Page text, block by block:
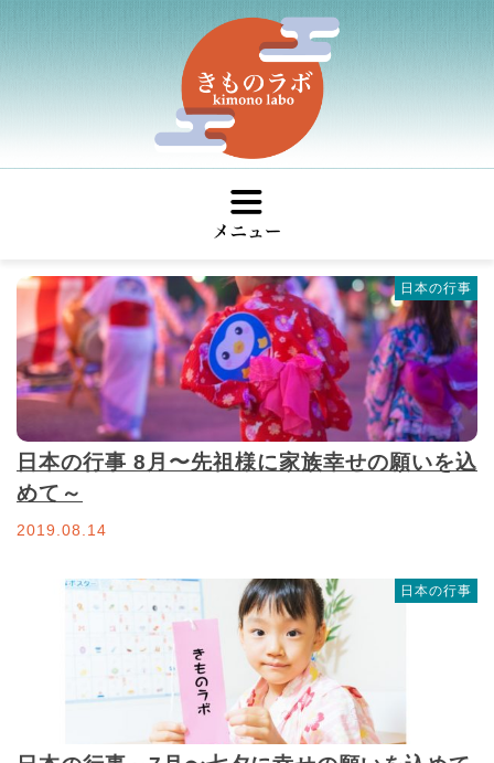
ホーム イベント
研究レポート メンバー
アクセス 真奈武 日本の行事
日本の行事 8月〜先祖様に家族幸せの願いを込
めて～
2019.08.14
日本の行事